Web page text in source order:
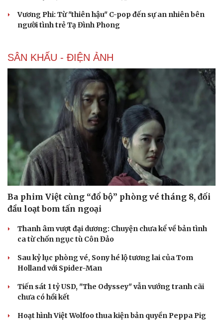
Di sản
Vương Phi: Từ "thiên hậu" C-pop đến sự an nhiên bên
người tình trẻ Tạ Đình Phong
SÂN KHẤU - ĐIỆN ẢNH
Ba phim Việt cùng “đổ bộ” phòng vé tháng 8, đối
đầu loạt bom tấn ngoại
Thanh âm vượt đại dương: Chuyện chưa kể về bản tình
ca từ chốn ngục tù Côn Đảo
Sau kỷ lục phòng vé, Sony hé lộ tương lai của Tom
Holland với Spider-Man
Tiến sát 1 tỷ USD, "The Odyssey" vẫn vướng tranh cãi
chưa có hồi kết
Hoạt hình Việt Wolfoo thua kiện bản quyền Peppa Pig